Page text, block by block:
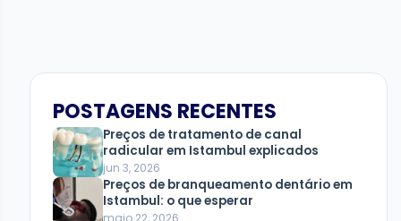
POSTAGENS RECENTES
Preços de tratamento de canal
radicular em Istambul explicados
jun 3, 2026
Preços de branqueamento dentário em
Istambul: o que esperar
maio 22, 2026